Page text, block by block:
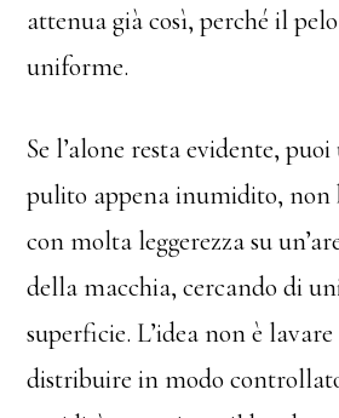
attenua già così, perché il
uniforme.
Se l’alone resta evidente,
pulito appena inumidito, non
con molta leggerezza su
della macchia, cercando di
superficie. L’idea non è
distribuire in modo